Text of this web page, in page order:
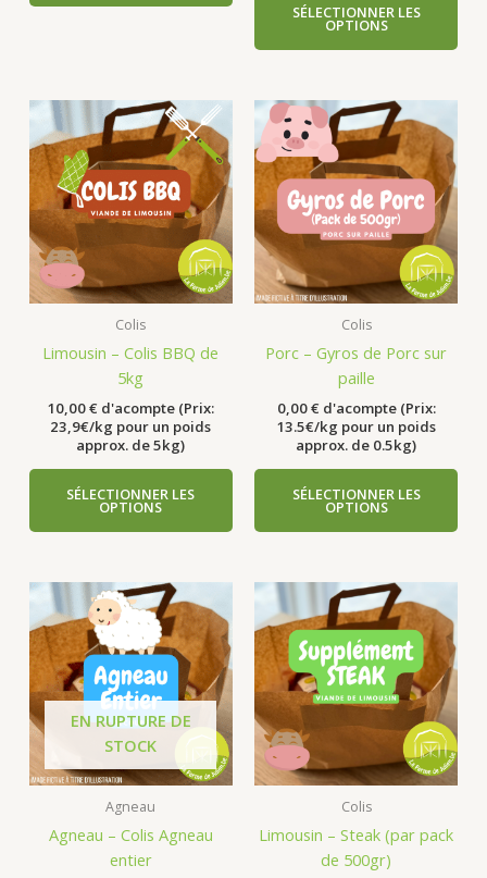
SÉLECTIONNER LES
OPTIONS
Colis
Limousin – Colis BBQ de
5kg
10,00€ d'acompte (Prix:
23,9€/kg pour un poids
approx. de 5kg)
SÉLECTIONNER LES
OPTIONS
Colis
Porc – Gyros de Porc sur
paille
0,00€ d'acompte (Prix:
13.5€/kg pour un poids
approx. de 0.5kg)
SÉLECTIONNER LES
OPTIONS
EN RUPTURE DE
STOCK
Agneau
Agneau – Colis Agneau
entier
Colis
Limousin – Steak (par pack
de 500gr)